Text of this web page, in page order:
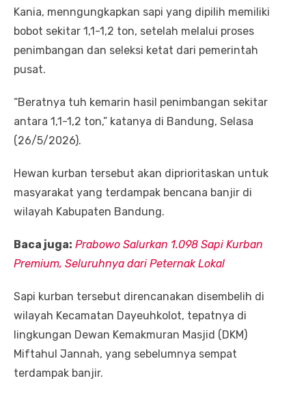
Kania, menngungkapkan sapi yang dipilih memiliki
bobot sekitar 1,1-1,2 ton, setelah melalui proses
penimbangan dan seleksi ketat dari pemerintah
pusat.
“Beratnya tuh kemarin hasil penimbangan sekitar
antara 1,1-1,2 ton,” katanya di Bandung, Selasa
(26/5/2026).
Hewan kurban tersebut akan diprioritaskan untuk
masyarakat yang terdampak bencana banjir di
wilayah Kabupaten Bandung.
Baca juga: Prabowo Salurkan 1.098 Sapi Kurban
Premium, Seluruhnya dari Peternak Lokal
Sapi kurban tersebut direncanakan disembelih di
wilayah Kecamatan Dayeuhkolot, tepatnya di
lingkungan Dewan Kemakmuran Masjid (DKM)
Miftahul Jannah, yang sebelumnya sempat
terdampak banjir.